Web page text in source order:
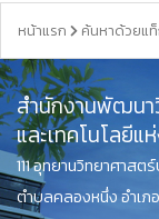
หน้าแรก ค้นหาด้วยแ
สำนักงานพัฒนา
และเทคโนโลยีแ
111 อุทยานวิทยาศาส
ตำบลคลองหนึ่ง อำเภ